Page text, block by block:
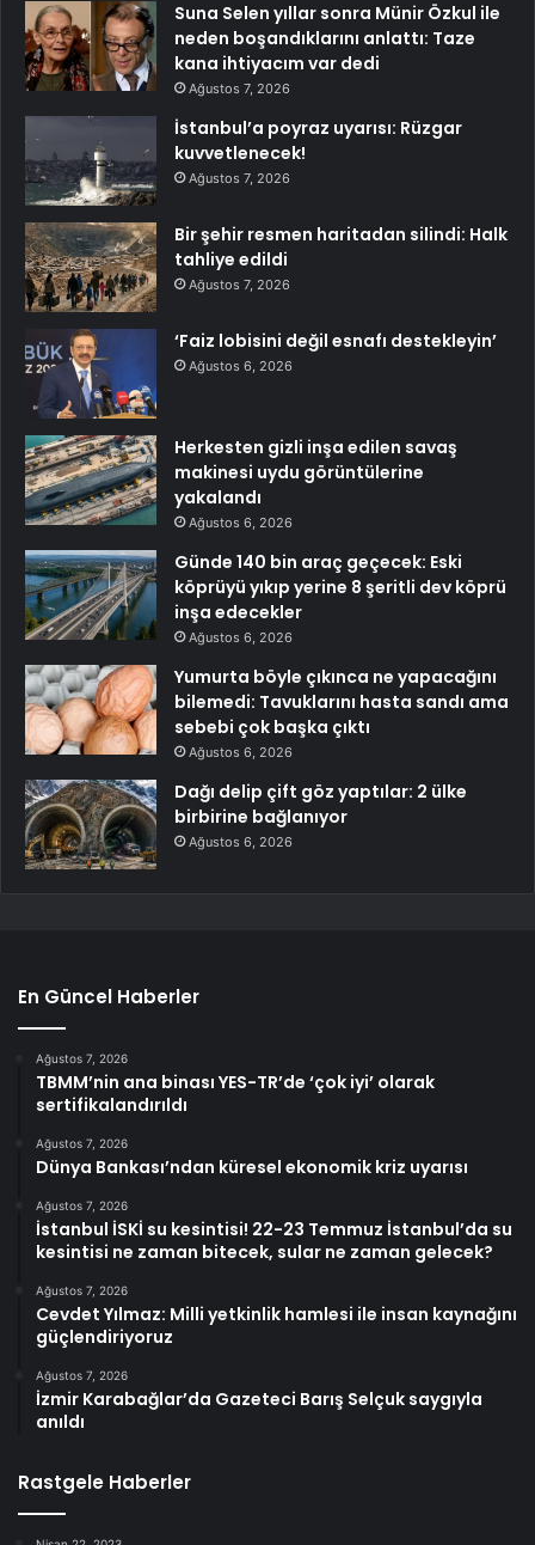
Suna Selen yıllar sonra Münir Özkul ile
neden boşandıklarını anlattı: Taze
kana ihtiyacım var dedi
Ağustos 7, 2026
İstanbul’a poyraz uyarısı: Rüzgar
kuvvetlenecek!
Ağustos 7, 2026
Bir şehir resmen haritadan silindi: Halk
tahliye edildi
Ağustos 7, 2026
‘Faiz lobisini değil esnafı destekleyin’
Ağustos 6, 2026
Herkesten gizli inşa edilen savaş
makinesi uydu görüntülerine
yakalandı
Ağustos 6, 2026
Günde 140 bin araç geçecek: Eski
köprüyü yıkıp yerine 8 şeritli dev köprü
inşa edecekler
Ağustos 6, 2026
Yumurta böyle çıkınca ne yapacağını
bilemedi: Tavuklarını hasta sandı ama
sebebi çok başka çıktı
Ağustos 6, 2026
Dağı delip çift göz yaptılar: 2 ülke
birbirine bağlanıyor
Ağustos 6, 2026
En Güncel Haberler
Ağustos 7, 2026
TBMM’nin ana binası YES-TR’de ‘çok iyi’ olarak
sertifikalandırıldı
Ağustos 7, 2026
Dünya Bankası’ndan küresel ekonomik kriz uyarısı
Ağustos 7, 2026
İstanbul İSKİ su kesintisi! 22-23 Temmuz İstanbul’da su
kesintisi ne zaman bitecek, sular ne zaman gelecek?
Ağustos 7, 2026
Cevdet Yılmaz: Milli yetkinlik hamlesi ile insan kaynağını
güçlendiriyoruz
Ağustos 7, 2026
İzmir Karabağlar’da Gazeteci Barış Selçuk saygıyla
anıldı
Rastgele Haberler